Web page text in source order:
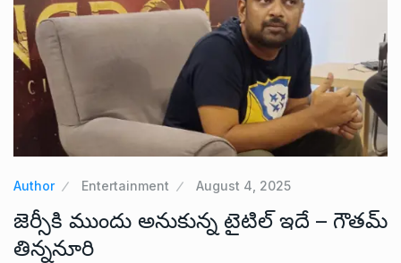
Author Entertainment August 4, 2025
జెర్సీకి ముందు అనుకున్న టైటిల్ ఇదే – గౌతమ్
తిన్ననూరి